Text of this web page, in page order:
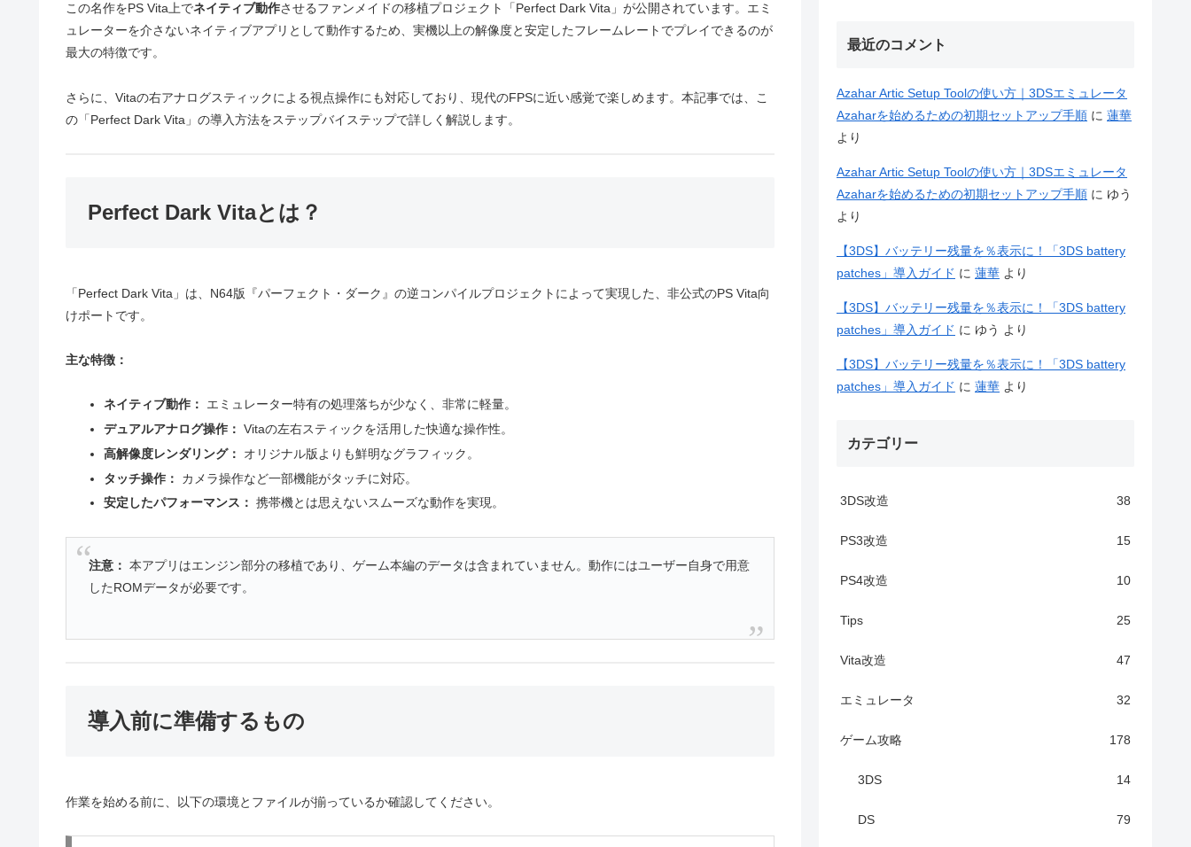
この名作をPS Vita上でネイティブ動作させるファンメイドの移植プロジェクト「Perfect Dark Vita」が公開されています。エミ
ュレーターを介さないネイティブアプリとして動作するため、実機以上の解像度と安定したフレームレートでプレイできるのが
最大の特徴です。
さらに、Vitaの右アナログスティックによる視点操作にも対応しており、現代のFPSに近い感覚で楽しめます。本記事では、こ
の「Perfect Dark Vita」の導入方法をステップバイステップで詳しく解説します。
Perfect Dark Vitaとは？
「Perfect Dark Vita」は、N64版『パーフェクト・ダーク』の逆コンパイルプロジェクトによって実現した、非公式のPS Vita向
けポートです。
主な特徴：
ネイティブ動作：
エミュレーター特有の処理落ちが少なく、非常に軽量。
デュアルアナログ操作： Vitaの左右スティックを活用した快適な操作性。
高解像度レンダリング：
オリジナル版よりも鮮明なグラフィック。
タッチ操作：
カメラ操作など一部機能がタッチに対応。
安定したパフォーマンス： 携帯機とは思えないスムーズな動作を実現。
注意： 本アプリはエンジン部分の移植であり、ゲーム本編のデータは含まれていません。動作にはユーザー自身で用意
したROMデータが必要です。
導入前に準備するもの
作業を始める前に、以下の環境とファイルが揃っているか確認してください。
最近のコメント
Azahar Artic Setup Toolの使い方｜3DSエミュレータ
Azaharを始めるための初期セットアップ手順 に 蓮華
より
Azahar Artic Setup Toolの使い方｜3DSエミュレータ
Azaharを始めるための初期セットアップ手順 に ゆう
より
【3DS】バッテリー残量を％表示に！「3DS battery
patches」導入ガイド に 蓮華 より
【3DS】バッテリー残量を％表示に！「3DS battery
patches」導入ガイド に ゆう より
【3DS】バッテリー残量を％表示に！「3DS battery
patches」導入ガイド に 蓮華 より
カテゴリー
3DS改造 38
PS3改造 15
PS4改造 10
Tips 25
Vita改造 47
エミュレータ 32
ゲーム攻略 178
3DS 14
DS 79